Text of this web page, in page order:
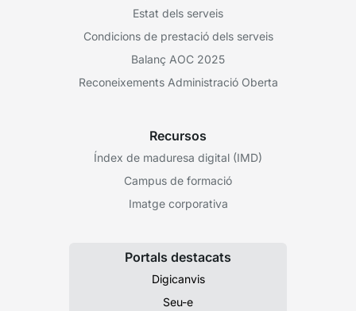
Estat dels serveis
Condicions de prestació dels serveis
Balanç AOC 2025
Reconeixements Administració Oberta
Recursos
Índex de maduresa digital (IMD)
Campus de formació
Imatge corporativa
Portals destacats
Digicanvis
Seu-e